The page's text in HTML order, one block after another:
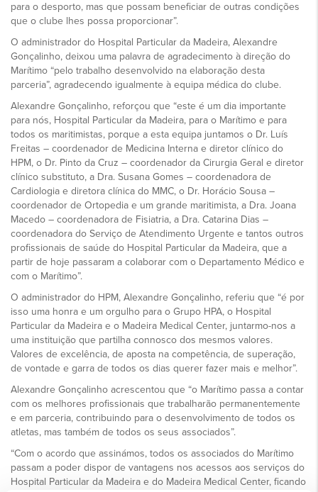
para o desporto, mas que possam beneficiar de outras condições
que o clube lhes possa proporcionar”.
O administrador do Hospital Particular da Madeira, Alexandre
Gonçalinho, deixou uma palavra de agradecimento à direção do
Marítimo “pelo trabalho desenvolvido na elaboração desta
parceria”, agradecendo igualmente à equipa médica do clube.
Alexandre Gonçalinho, reforçou que “este é um dia importante
para nós, Hospital Particular da Madeira, para o Marítimo e para
todos os maritimistas, porque a esta equipa juntamos o Dr. Luís
Freitas – coordenador de Medicina Interna e diretor clínico do
HPM, o Dr. Pinto da Cruz – coordenador da Cirurgia Geral e diretor
clínico substituto, a Dra. Susana Gomes – coordenadora de
Cardiologia e diretora clínica do MMC, o Dr. Horácio Sousa –
coordenador de Ortopedia e um grande maritimista, a Dra. Joana
Macedo – coordenadora de Fisiatria, a Dra. Catarina Dias –
coordenadora do Serviço de Atendimento Urgente e tantos outros
profissionais de saúde do Hospital Particular da Madeira, que a
partir de hoje passaram a colaborar com o Departamento Médico e
com o Marítimo”.
O administrador do HPM, Alexandre Gonçalinho, referiu que “é por
isso uma honra e um orgulho para o Grupo HPA, o Hospital
Particular da Madeira e o Madeira Medical Center, juntarmo-nos a
uma instituição que partilha connosco dos mesmos valores.
Valores de excelência, de aposta na competência, de superação,
de vontade e garra de todos os dias querer fazer mais e melhor”.
Alexandre Gonçalinho acrescentou que “o Marítimo passa a contar
com os melhores profissionais que trabalharão permanentemente
e em parceria, contribuindo para o desenvolvimento de todos os
atletas, mas também de todos os seus associados”.
“Com o acordo que assinámos, todos os associados do Marítimo
passam a poder dispor de vantagens nos acessos aos serviços do
Hospital Particular da Madeira e do Madeira Medical Center, ficando